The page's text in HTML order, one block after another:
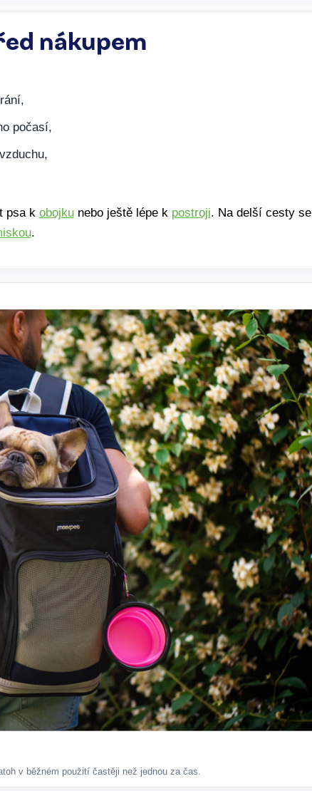
nákupem
počasí,
psa k obojkunebo ještě lépe k postroji. Na delší cesty
.
v běžném použití častěji než jednou za čas.